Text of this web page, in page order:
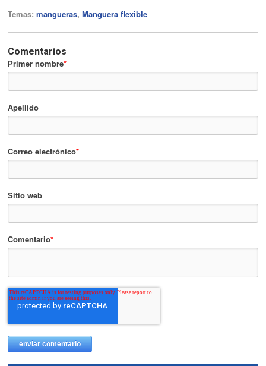
Temas: mangueras, Manguera flexible
Comentarios
Primer nombre*
Apellido
Correo electrónico*
Sitio web
Comentario*